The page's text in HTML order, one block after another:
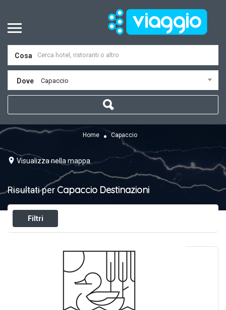
Cosa
Dove Capaccio
Home Capaccio
Visualizza nella mappa
Risultati per Capaccio Destinazioni
Filtri